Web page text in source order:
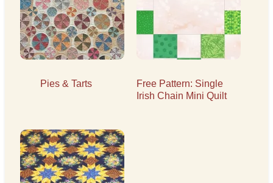
Pies & Tarts
Free Pattern: Single
Irish Chain Mini Quilt